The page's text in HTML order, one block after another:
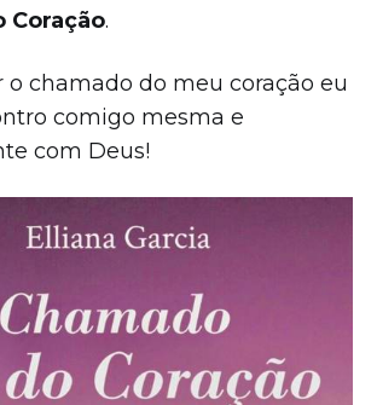
Coração.
o chamado do meu coração eu
comigo mesma e
com Deus!